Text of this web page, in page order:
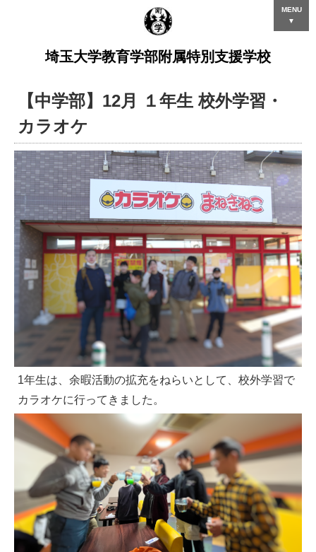
埼玉大学教育学部附属特別支援学校
MENU
▼
【中学部】12月 １年生 校外学習・
カラオケ
1年生は、余暇活動の拡充をねらいとして、校外学習で
カラオケに行ってきました。